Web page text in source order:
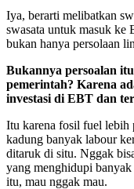
Iya, berarti melibatkan
swasata untuk masuk
bukan hanya persolaan
Bukannya persoalan
pemerintah? Karena
investasi di EBT dan
Itu karena fosil fuel lebih
kadung banyak labour
ditaruk di situ. Nggak
yang menghidupi
itu, mau nggak mau.